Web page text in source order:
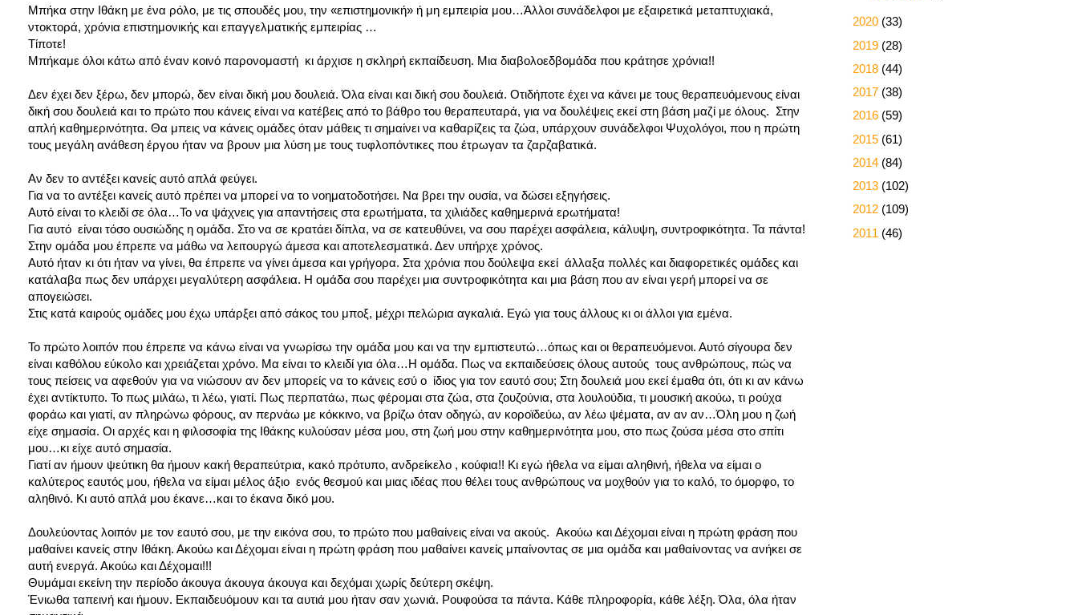
Μπήκα στην Ιθάκη με ένα ρόλο, με τις σπουδές μου, την «επιστημονική» ή μη εμπειρία μου…Άλλοι συνάδελφοι με εξαιρετικά μεταπτυχιακά,
ντοκτορά, χρόνια επιστημονικής και επαγγελματικής εμπειρίας …
Τίποτε!
Μπήκαμε όλοι κάτω από έναν κοινό παρονομαστή κι άρχισε η σκληρή εκπαίδευση. Μια διαβολοεδβομάδα που κράτησε χρόνια!!
Δεν έχει δεν ξέρω, δεν μπορώ, δεν είναι δική μου δουλειά. Όλα είναι και δική σου δουλειά. Οτιδήποτε έχει να κάνει με τους θεραπευόμενους είναι
δική σου δουλειά και το πρώτο που κάνεις είναι να κατέβεις από το βάθρο του θεραπευταρά, για να δουλέψεις εκεί στη βάση μαζί με όλους. Στην
απλή καθημερινότητα. Θα μπεις να κάνεις ομάδες όταν μάθεις τι σημαίνει να καθαρίζεις τα ζώα, υπάρχουν συνάδελφοι Ψυχολόγοι, που η πρώτη
τους μεγάλη ανάθεση έργου ήταν να βρουν μια λύση με τους τυφλοπόντικες που έτρωγαν τα ζαρζαβατικά.
Αν δεν το αντέξει κανείς αυτό απλά φεύγει.
Για να το αντέξει κανείς αυτό πρέπει να μπορεί να το νοηματοδοτήσει. Να βρει την ουσία, να δώσει εξηγήσεις.
Αυτό είναι το κλειδί σε όλα…Το να ψάχνεις για απαντήσεις στα ερωτήματα, τα χιλιάδες καθημερινά ερωτήματα!
Για αυτό είναι τόσο ουσιώδης η ομάδα. Στο να σε κρατάει δίπλα, να σε κατευθύνει, να σου παρέχει ασφάλεια, κάλυψη, συντροφικότητα. Τα πάντα!
Στην ομάδα μου έπρεπε να μάθω να λειτουργώ άμεσα και αποτελεσματικά. Δεν υπήρχε χρόνος.
Αυτό ήταν κι ότι ήταν να γίνει, θα έπρεπε να γίνει άμεσα και γρήγορα. Στα χρόνια που δούλεψα εκεί άλλαξα πολλές και διαφορετικές ομάδες και
κατάλαβα πως δεν υπάρχει μεγαλύτερη ασφάλεια. Η ομάδα σου παρέχει μια συντροφικότητα και μια βάση που αν είναι γερή μπορεί να σε
απογειώσει.
Στις κατά καιρούς ομάδες μου έχω υπάρξει από σάκος του μποξ, μέχρι πελώρια αγκαλιά. Εγώ για τους άλλους κι οι άλλοι για εμένα.
Το πρώτο λοιπόν που έπρεπε να κάνω είναι να γνωρίσω την ομάδα μου και να την εμπιστευτώ…όπως και οι θεραπευόμενοι. Αυτό σίγουρα δεν
είναι καθόλου εύκολο και χρειάζεται χρόνο. Μα είναι το κλειδί για όλα…Η ομάδα. Πως να εκπαιδεύσεις όλους αυτούς τους ανθρώπους, πώς να
τους πείσεις να αφεθούν για να νιώσουν αν δεν μπορείς να το κάνεις εσύ ο ίδιος για τον εαυτό σου; Στη δουλειά μου εκεί έμαθα ότι, ότι κι αν κάνω
έχει αντίκτυπο. Το πως μιλάω, τι λέω, γιατί. Πως περπατάω, πως φέρομαι στα ζώα, στα ζουζούνια, στα λουλούδια, τι μουσική ακούω, τι ρούχα
φοράω και γιατί, αν πληρώνω φόρους, αν περνάω με κόκκινο, να βρίζω όταν οδηγώ, αν κοροϊδεύω, αν λέω ψέματα, αν αν αν…Όλη μου η ζωή
είχε σημασία. Οι αρχές και η φιλοσοφία της Ιθάκης κυλούσαν μέσα μου, στη ζωή μου στην καθημερινότητα μου, στο πως ζούσα μέσα στο σπίτι
μου…κι είχε αυτό σημασία.
Γιατί αν ήμουν ψεύτικη θα ήμουν κακή θεραπεύτρια, κακό πρότυπο, ανδρείκελο , κούφια!! Κι εγώ ήθελα να είμαι αληθινή, ήθελα να είμαι ο
καλύτερος εαυτός μου, ήθελα να είμαι μέλος άξιο ενός θεσμού και μιας ιδέας που θέλει τους ανθρώπους να μοχθούν για το καλό, το όμορφο, το
αληθινό. Κι αυτό απλά μου έκανε…και το έκανα δικό μου.
Δουλεύοντας λοιπόν με τον εαυτό σου, με την εικόνα σου, το πρώτο που μαθαίνεις είναι να ακούς. Ακούω και Δέχομαι είναι η πρώτη φράση που
μαθαίνει κανείς στην Ιθάκη. Ακούω και Δέχομαι είναι η πρώτη φράση που μαθαίνει κανείς μπαίνοντας σε μια ομάδα και μαθαίνοντας να ανήκει σε
αυτή ενεργά. Ακούω και Δέχομαι!!!
Θυμάμαι εκείνη την περίοδο άκουγα άκουγα άκουγα και δεχόμαι χωρίς δεύτερη σκέψη.
Ένιωθα ταπεινή και ήμουν. Εκπαιδευόμουν και τα αυτιά μου ήταν σαν χωνιά. Ρουφούσα τα πάντα. Κάθε πληροφορία, κάθε λέξη. Όλα, όλα ήταν
2020 (33)
2019 (28)
2018 (44)
2017 (38)
2016 (59)
2015 (61)
2014 (84)
2013 (102)
2012 (109)
2011 (46)